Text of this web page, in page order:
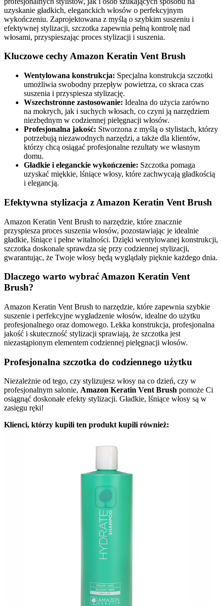
uzyskanie gładkich, eleganckich włosów o perfekcyjnym
wykończeniu. Zaprojektowana z myślą o szybkim suszeniu i
efektywnej stylizacji, szczotka zapewnia pełną kontrolę nad
włosami, przyspieszając proces stylizacji i suszenia.
Kluczowe cechy Amazon Keratin Vent Brush
Wentylowana konstrukcja: Specjalna konstrukcja szczotki
umożliwia swobodny przepływ powietrza, co skraca czas
suszenia i przyspiesza stylizację.
Wszechstronne zastosowanie: Idealna do użycia zarówno
na mokrych, jak i suchych włosach, co czyni ją narzędziem
niezbędnym w codziennej pielęgnacji włosów.
Profesjonalna jakość: Stworzona z myślą o stylistach, którzy
potrzebują niezawodnych narzędzi, a także dla klientów,
którzy chcą osiągać profesjonalne rezultaty we własnym
domu.
Gładkie i eleganckie wykończenie: Szczotka pomaga
uzyskać miękkie, lśniące włosy, które zachwycają gładkością
i elegancją.
Efektywna stylizacja z Amazon Keratin Vent Brush
Amazon Keratin Vent Brush to narzędzie, które znacznie
przyspiesza proces suszenia włosów, pozostawiając je idealnie
gładkie, lśniące i pełne witalności. Dzięki wentylowanej konstrukcji,
szczotka doskonale sprawdza się przy codziennej stylizacji,
gwarantując, że Twoje włosy będą wyglądały pięknie każdego dnia.
Dlaczego warto wybrać Amazon Keratin Vent
Brush?
Amazon Keratin Vent Brush to narzędzie, które zapewnia szybkie
suszenie i perfekcyjne wygładzenie włosów, idealne do użytku
profesjonalnego oraz domowego. Lekka konstrukcja, profesjonalna
jakość i skuteczność stylizacji sprawiają, że szczotka jest
niezastąpionym elementem codziennej pielęgnacji włosów.
Profesjonalna szczotka do codziennego użytku
Niezależnie od tego, czy stylizujesz włosy na co dzień, czy w
profesjonalnym salonie, Amazon Keratin Vent Brush pomoże Ci
osiągnąć doskonałe efekty stylizacji. Gładkie, lśniące włosy są w
zasięgu ręki!
Klienci, którzy kupili ten produkt kupili również: